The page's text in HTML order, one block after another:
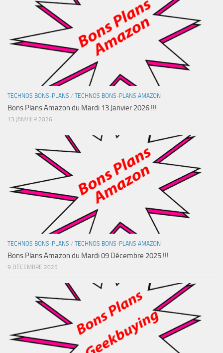
TECHNOS BONS-PLANS / TECHNOS BONS-PLANS AMAZON
Bons Plans Amazon du Mardi 13 Janvier 2026 !!!
13 JANVIER 2026
TECHNOS BONS-PLANS / TECHNOS BONS-PLANS AMAZON
Bons Plans Amazon du Mardi 09 Décembre 2025 !!!
9 DÉCEMBRE 2025